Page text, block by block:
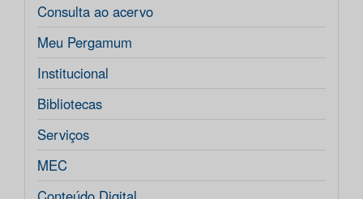
Consulta ao acervo
Meu Pergamum
Institucional
Bibliotecas
Serviços
MEC